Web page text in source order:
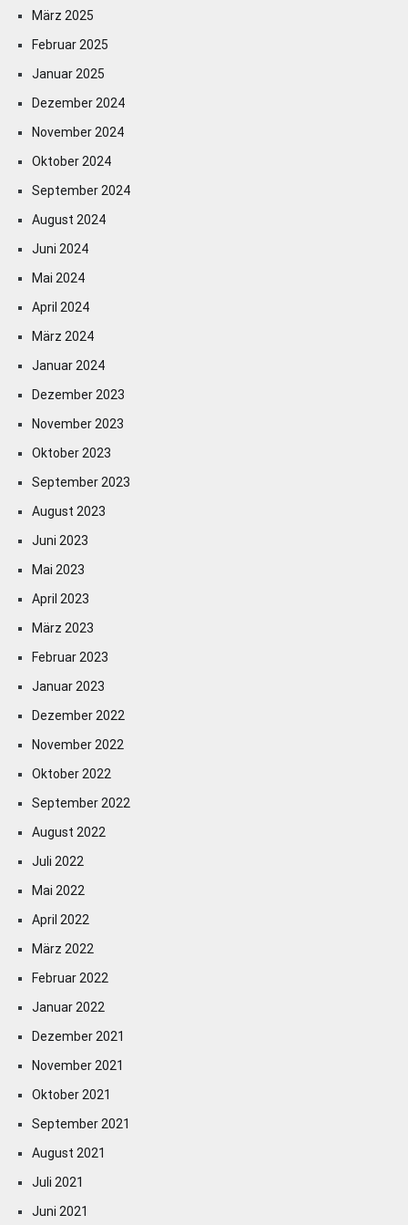
März 2025
Februar 2025
Januar 2025
Dezember 2024
November 2024
Oktober 2024
September 2024
August 2024
Juni 2024
Mai 2024
April 2024
März 2024
Januar 2024
Dezember 2023
November 2023
Oktober 2023
September 2023
August 2023
Juni 2023
Mai 2023
April 2023
März 2023
Februar 2023
Januar 2023
Dezember 2022
November 2022
Oktober 2022
September 2022
August 2022
Juli 2022
Mai 2022
April 2022
März 2022
Februar 2022
Januar 2022
Dezember 2021
November 2021
Oktober 2021
September 2021
August 2021
Juli 2021
Juni 2021